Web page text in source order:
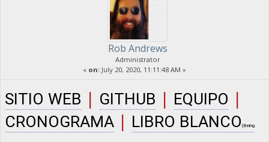
Rob Andrews
Administrator
« on: July 20, 2020, 11:11:48 AM »
SITIO WEB | GITHUB | EQUIPO |
CRONOGRAMA | LIBRO BLANCO (Being